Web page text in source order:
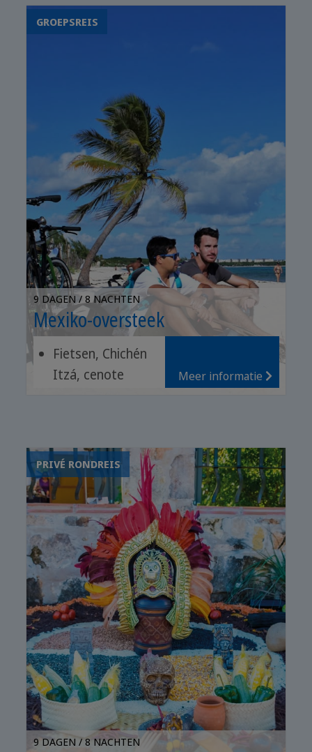
GROEPSREIS
9 DAGEN / 8 NACHTEN
Mexiko-oversteek
Fietsen, Chichén
Itzá, cenote
ruïnes
Yucatecan eten,
tequila, vogels
kijken
Meer informatie
PRIVÉ RONDREIS
9 DAGEN / 8 NACHTEN